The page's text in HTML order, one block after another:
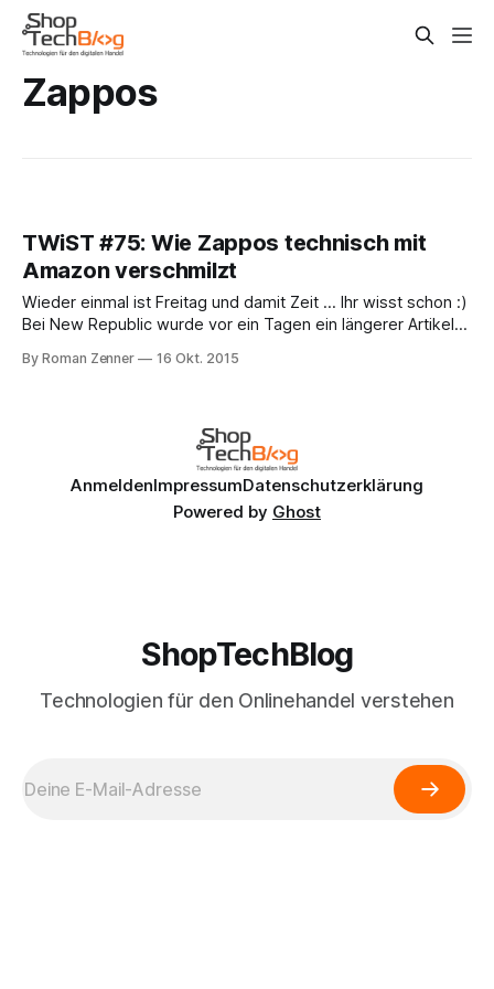
Zappos
TWiST #75: Wie Zappos technisch mit
Amazon verschmilzt
Wieder einmal ist Freitag und damit Zeit ... Ihr wisst schon :)
Bei New Republic wurde vor ein Tagen ein längerer Artikel
experiment at Zappos to end the office workplace as we
By Roman Zenner 16 Okt. 2015
AnmeldenImpressumDatenschutzerklärung
Powered by Ghost
ShopTechBlog
Technologien für den Onlinehandel verstehen